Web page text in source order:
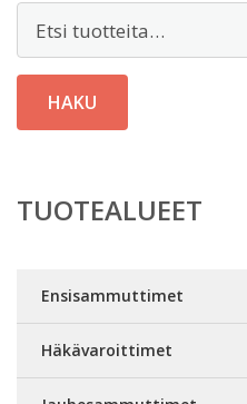
HAKU
TUOTEALUEET
Ensisammuttimet
Häkävaroittimet